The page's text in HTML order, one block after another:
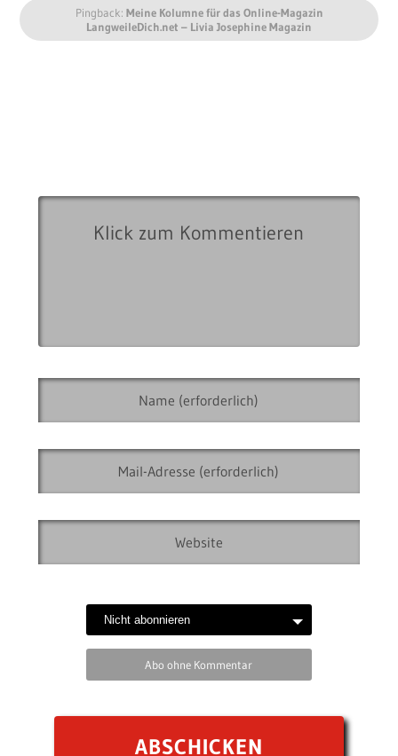
Pingback: Meine Kolumne für das Online-Magazin
LangweileDich.net – Livia Josephine Magazin
Abo ohne Kommentar